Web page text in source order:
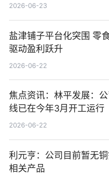
2026-06-23
盐津铺子平台化突围 零
驱动盈利跃升
2026-06-22
焦点资讯：林平发展：
线已在今年3月开工运行
2026-06-22
利元亨：公司目前暂无
相关产品